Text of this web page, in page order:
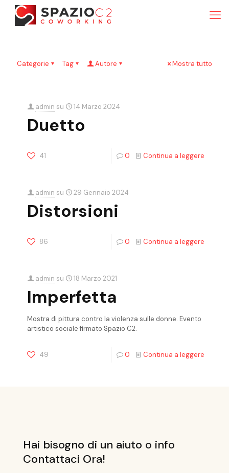
Categorie Tag Autore Mostra tutto
admin su 14 Marzo 2024
Duetto
41 0 Continua a leggere
admin su 29 Gennaio 2024
Distorsioni
86 0 Continua a leggere
admin su 18 Marzo 2021
Imperfetta
Mostra di pittura contro la violenza sulle donne. Evento
artistico sociale firmato Spazio C2.
49 0 Continua a leggere
Hai bisogno di un aiuto o info
Contattaci Ora!